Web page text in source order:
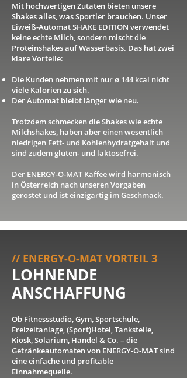
Mit hochwertigen Zutaten bieten unsere
Shakes alles, was Sportler brauchen. Unser
Eiweiß-Automat SHAKE EDITION verwendet
keine echte Milch, sondern mischt die
Proteinshakes auf Wasserbasis. Das hat zwei
klare Vorteile:
Die Kunden nehmen mit nur ø 144 kcal nicht
viele Kalorien zu sich.
Der Automat bleibt länger wie neu.
Trotzdem schmecken die Shakes wie echte
Milchshakes, haben aber einen wesentlich
niedrigen Fett- und Kohlenhydratgehalt und
sind zudem gluten- und laktosefrei.
Der ENERGY-O-MAT Kaffee wird harmonisch
in Österreich nach unseren Vorgaben
geröstet und ist einzigartig im Geschmack.
// ENERGY-O-MAT VORTEIL 3
LOHNENDE
ANSCHAFFUNG
Ob Fitnessstudio, Gym, Sportschule,
Freizeitanlage, (Sport)Hotel, Tankstelle,
Kiosk, Solarium, Handel & Co. – die
Getränkeautomaten von ENERGY-O-MAT sind
eine einfache und profitable
Einnahmequelle.